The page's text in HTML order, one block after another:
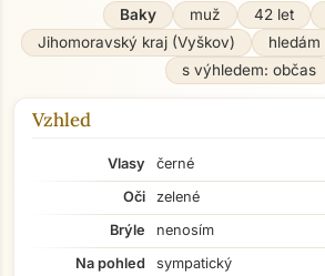
Baky muž 42 let
Jihomoravský kraj (Vyškov)
s výhledem: občas
Vzhled
Vlasy
černé
Oči
zelené
Brýle
nenosím
Na pohled
sympatický